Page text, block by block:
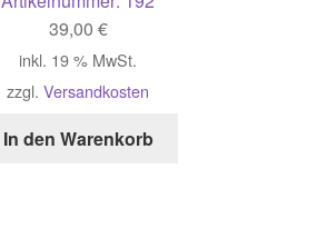
39,00 €
inkl. 19 % MwSt.
zzgl. Versandkosten
In den Warenkorb